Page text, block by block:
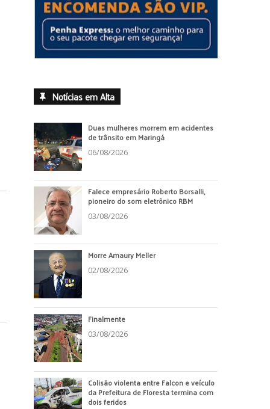
Notícias em Alta
Duas mulheres morrem em acidentes
de trânsito em Maringá
06/08/2026
Falece empresário Roberto Borsalli,
pioneiro do som eletrônico RBM
03/08/2026
Morre Amaury Meller
02/08/2026
Finalmente
03/08/2026
Colisão violenta entre Falcon e veículo
da Prefeitura de Floresta termina com
dois feridos